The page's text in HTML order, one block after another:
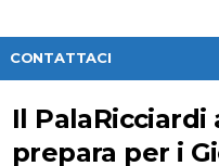
CONTATTACI
Il PalaRicciardi
prepara per i